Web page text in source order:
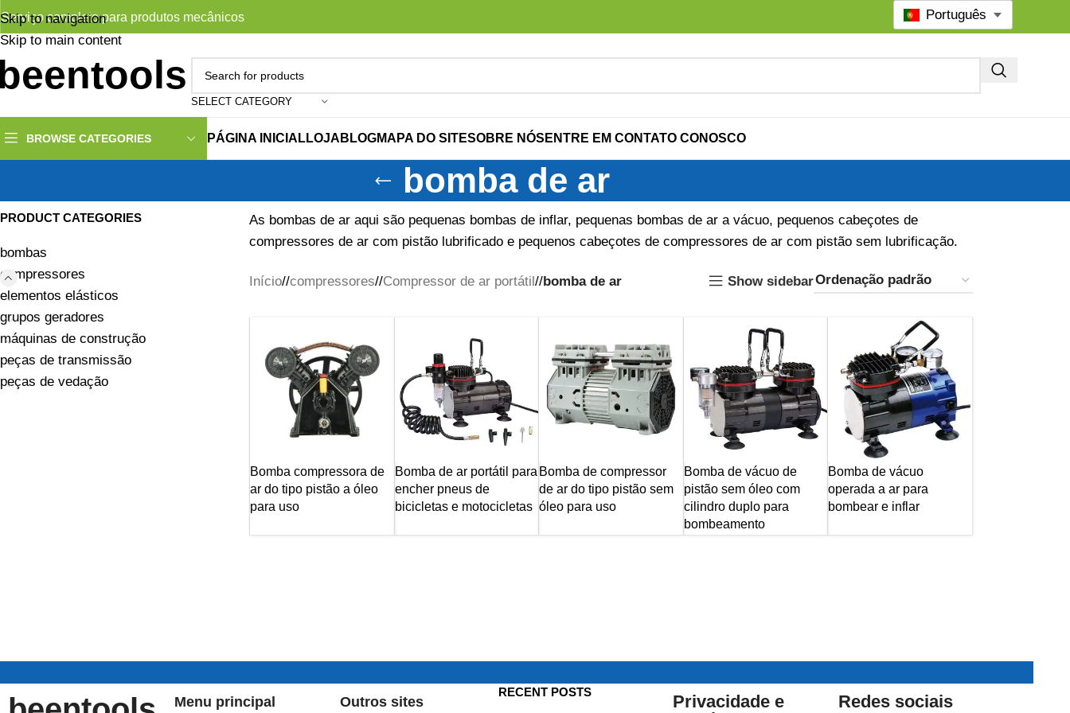
Skip to navigation
Skip to main content
Serviço completo para produtos mecânicos
SELECT CATEGORY
BROWSE CATEGORIES PÁGINA INICIALLOJA BLOGMAPA DO SITESOBRE NÓS ENTRE EM CONTATO CONOSCO
Português
bomba de ar
PRODUCT CATEGORIES
bombas
compressores
elementos elásticos
grupos geradores
máquinas de construção
peças de transmissão
peças de vedação
As bombas de ar aqui são pequenas bombas de inflar, pequenas bombas de ar a vácuo, pequenos cabeçotes de
compressores de ar com pistão lubrificado e pequenos cabeçotes de compressores de ar com pistão sem lubrificação.
Início/ compressores/ Compressor de ar portátil/ bomba de ar Show sidebar
Bomba compressora de
ar do tipo pistão a óleo
para uso
Bomba de ar portátil para
encher pneus de
bicicletas e motocicletas
Bomba de compressor
de ar do tipo pistão sem
óleo para uso
Bomba de vácuo de
pistão sem óleo com
cilindro duplo para
bombeamento
Bomba de vácuo
operada a ar para
bombear e inflar
Menu principal Outros sites
RECENT POSTS
Privacidade e
Redes sociais